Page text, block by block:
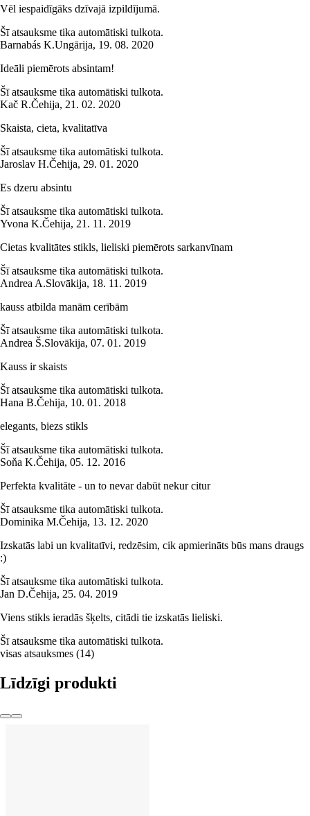
Vēl iespaidīgāks dzīvajā izpildījumā.
Šī atsauksme tika automātiski tulkota.
Barnabás K.Ungārija, 19. 08. 2020
Ideāli piemērots absintam!
Šī atsauksme tika automātiski tulkota.
Kač R.Čehija, 21. 02. 2020
Skaista, cieta, kvalitatīva
Šī atsauksme tika automātiski tulkota.
Jaroslav H.Čehija, 29. 01. 2020
Es dzeru absintu
Šī atsauksme tika automātiski tulkota.
Yvona K.Čehija, 21. 11. 2019
Cietas kvalitātes stikls, lieliski piemērots sarkanvīnam
Šī atsauksme tika automātiski tulkota.
Andrea A.Slovākija, 18. 11. 2019
kauss atbilda manām cerībām
Šī atsauksme tika automātiski tulkota.
Andrea Š.Slovākija, 07. 01. 2019
Kauss ir skaists
Šī atsauksme tika automātiski tulkota.
Hana B.Čehija, 10. 01. 2018
elegants, biezs stikls
Šī atsauksme tika automātiski tulkota.
Soňa K.Čehija, 05. 12. 2016
Perfekta kvalitāte - un to nevar dabūt nekur citur
Šī atsauksme tika automātiski tulkota.
Dominika M.Čehija, 13. 12. 2020
Izskatās labi un kvalitatīvi, redzēsim, cik apmierināts būs mans draugs
:)
Šī atsauksme tika automātiski tulkota.
Jan D.Čehija, 25. 04. 2019
Viens stikls ieradās šķelts, citādi tie izskatās lieliski.
Šī atsauksme tika automātiski tulkota.
visas atsauksmes (14)
Līdzīgi produkti